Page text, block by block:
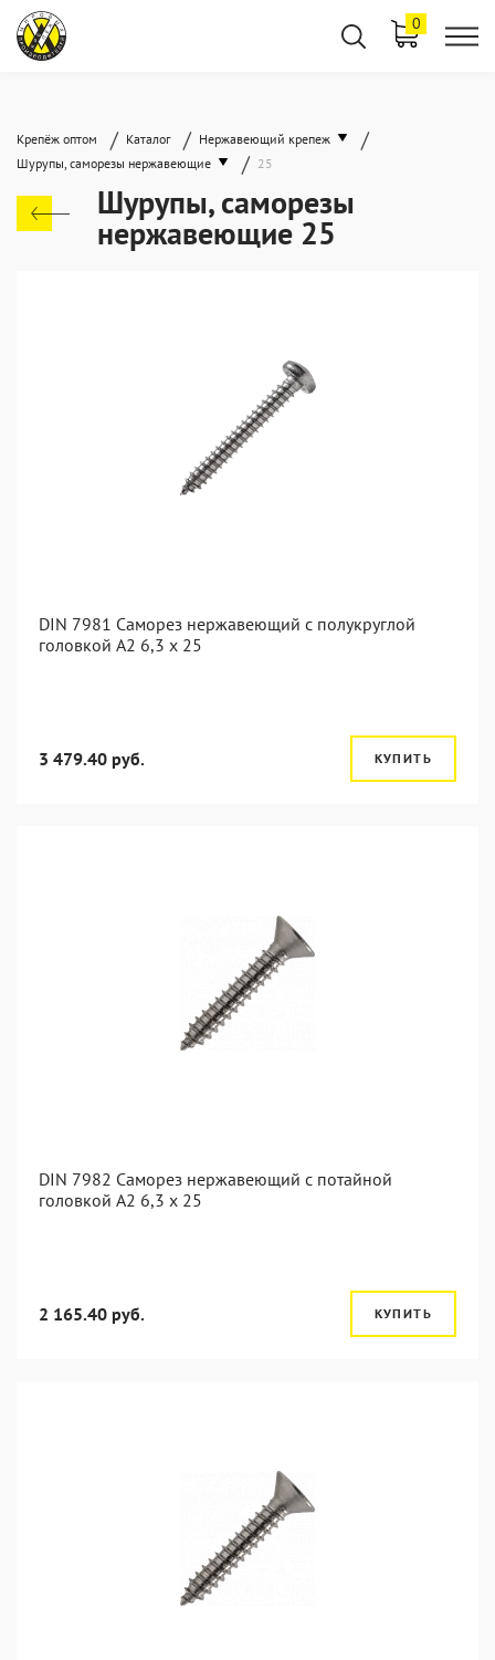
0
Крепёж оптом / Каталог / Нержавеющий крепеж /
Шурупы, саморезы нержавеющие / 25
Шурупы, саморезы
нержавеющие 25
DIN 7981 Саморез нержавеющий с полукруглой
головкой А2 6,3 x 25
3 479.40 руб. КУПИТЬ
DIN 7982 Саморез нержавеющий с потайной
головкой А2 6,3 x 25
2 165.40 руб. КУПИТЬ